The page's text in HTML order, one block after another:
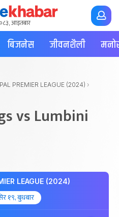
आइतबार
बिजनेस जीवनशैली
PREMIER LEAGUE (2024) ›
vs Lumbini
LEAGUE (2024)
१९, बुधबार